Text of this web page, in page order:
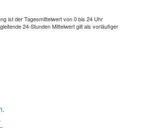
ist der Tagesmittelwert von 0 bis 24 Uhr
24-Stunden Mittelwert gilt als vorläufiger
.
.